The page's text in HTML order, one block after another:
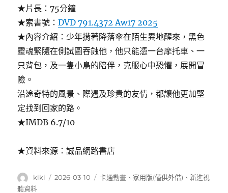
★片長：75分鐘
★索書號：DVD 791.4372 Aw17 2025
★內容介紹：少年揹著降落傘在陌生異地醒來，黑色
靈魂緊隨在側試圖吞蝕他，他只能憑一台摩托車、一
只背包，及一隻小鳥的陪伴，克服心中恐懼，展開冒
險。
沿途奇特的風景、際遇及珍貴的友情，都讓他更加堅
定找到回家的路。
★IMDB 6.7/10
★資料來源：誠品網路書店
作
者
kiki
發
2026-03-10
分
卡通動畫 、 家用版(僅供外借) 、新進視
聽資料